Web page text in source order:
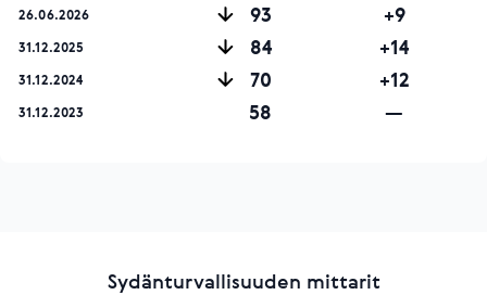
26.06.2026 93 +9
31.12.2025 84 +14
31.12.2024 70 +12
31.12.2023 58 —
Sydänturvallisuuden mittarit